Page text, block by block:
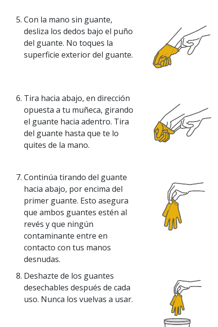
Con la mano sin guante,
desliza los dedos bajo el puño
del guante. No toques la
superficie exterior del guante.
Tira hacia abajo, en dirección
opuesta a tu muñeca, girando
el guante hacia adentro. Tira
del guante hasta que te lo
quites de la mano.
Continúa tirando del guante
hacia abajo, por encima del
primer guante. Esto asegura
que ambos guantes estén al
revés y que ningún
contaminante entre en
contacto con tus manos
desnudas.
Deshazte de los guantes
desechables después de cada
uso. Nunca los vuelvas a usar.